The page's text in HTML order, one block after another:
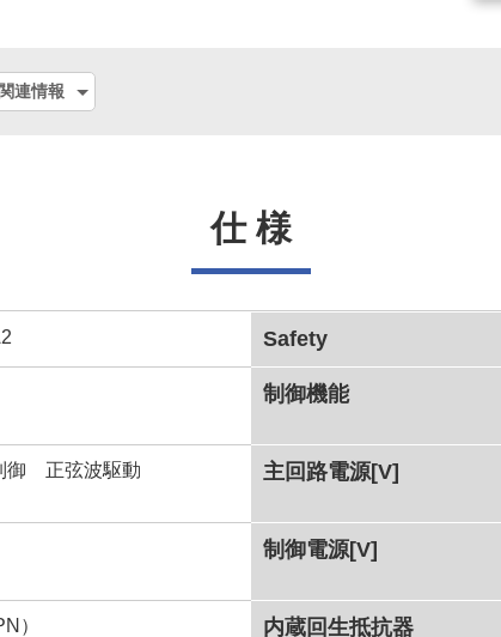
関連情報
仕 様
Safety
制御機能
御 正弦波駆動 主回路電源[V]
制御電源[V]
） 内蔵回生抵抗器